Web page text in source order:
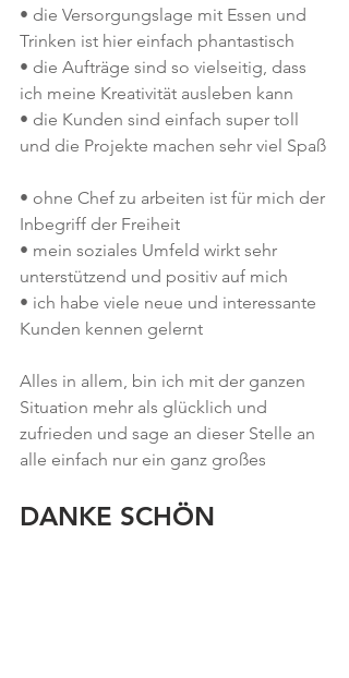
• die Versorgungslage mit Essen und
Trinken ist hier einfach phantastisch
• die Aufträge sind so vielseitig, dass
ich meine Kreativität ausleben kann
• die Kunden sind einfach super toll
und die Projekte machen sehr viel Spaß
• ohne Chef zu arbeiten ist für mich der
Inbegriff der Freiheit
• mein soziales Umfeld wirkt sehr
unterstützend und positiv auf mich
• ich habe viele neue und interessante
Kunden kennen gelernt
Alles in allem, bin ich mit der ganzen
Situation mehr als glücklich und
zufrieden und sage an dieser Stelle an
alle einfach nur ein ganz großes
DANKE SCHÖN